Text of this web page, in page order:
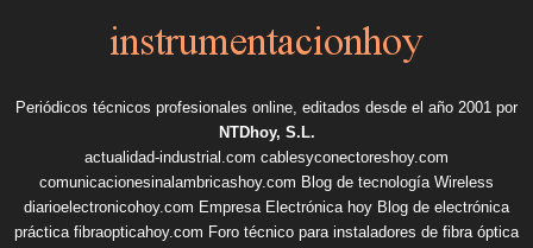
Periódicos técnicos profesionales online, editados desde el año 2001 por
NTDhoy, S.L.
actualidad-industrial.com cablesyconectoreshoy.com
comunicacionesinalambricashoy.com Blog de tecnología Wireless
diarioelectronicohoy.com Empresa Electrónica hoy Blog de electrónica
práctica fibraopticahoy.com Foro técnico para instaladores de fibra óptica